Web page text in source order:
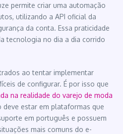
permite criar uma automação
utilizando a API oficial da
da conta. Essa praticidade
tecnologia no dia a dia corrido
ao tentar implementar
de configurar. É por isso que
na realidade do varejo de moda
estar em plataformas que
em português e possuem
mais comuns do e-